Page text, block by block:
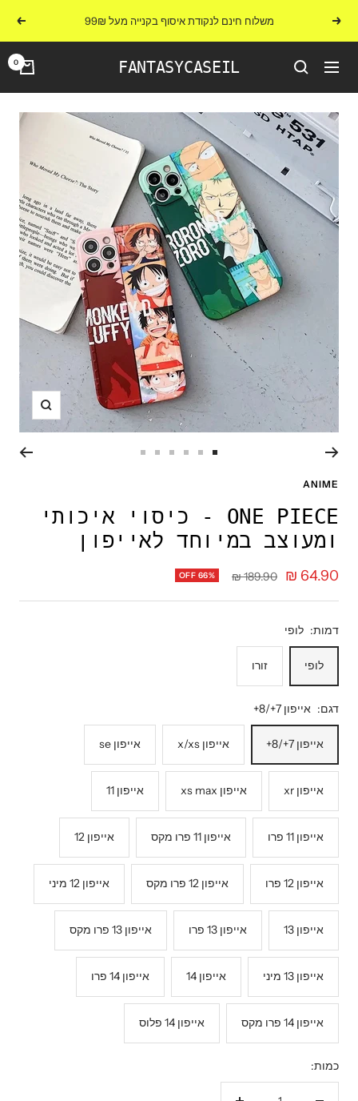
לתוכןהקודם משלוח חינם לנקודת איסוף בקנייה מעל 99₪ הבא
ניווט FANTASYCASEIL
0
תקריב
ANIME
ONE PIECE - כיסוי איכותי
ומעוצב במיוחד לאייפון
מחיר
מבצע
64.90 ₪
מחיר
189.90 ₪
OFF 66%
דמות: לופי
לופי זורו
דגם: אייפון 7+/8+
אייפון 7+/8+ אייפון x/xs אייפון se
אייפון xr אייפון xs max אייפון 11
אייפון 11 פרו אייפון 11 פרו מקס אייפון 12
אייפון 12 פרו אייפון 12 פרו מקס אייפון 12 מיני
אייפון 13 אייפון 13 פרו אייפון 13 פרו מקס
אייפון 13 מיני אייפון 14 אייפון 14 פרו
אייפון 14 פרו מקס אייפון 14 פלוס
כמות: